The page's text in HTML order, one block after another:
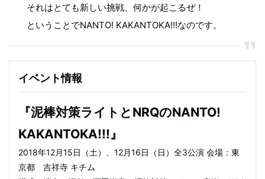
それはとても新しい挑戦、何かが起こるぜ！
ということでNANTO! KAKANTOKA!!!なのです。
イベント情報
『泥棒対策ライトとNRQのNANTO!
KAKANTOKA!!!』
2018年12月15日（土）、12月16日（日）全3公演 会場：東
京都 吉祥寺 キチム